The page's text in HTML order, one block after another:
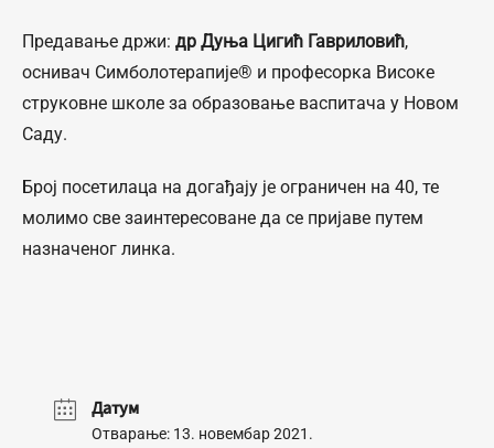
Предавање држи: др Дуња Цигић Гавриловић,
оснивач Симболотерапије®️ и професорка Високе
струковне школе за образовање васпитача у Новом
Саду.
Број посетилаца на догађају је ограничен на 40, те
молимо све заинтересоване да се пријаве путем
назначеног линка.
Датум
Отварање: 13. новембар 2021.